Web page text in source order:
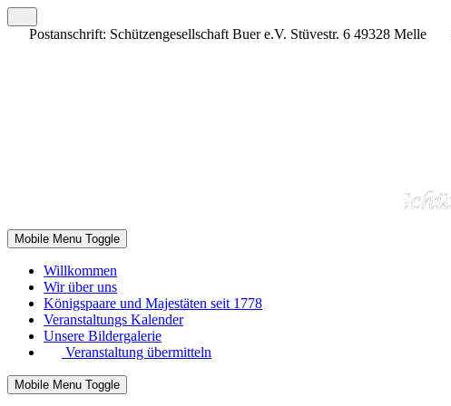
Postanschrift: Schützengesellschaft Buer e.V. Stüvestr. 6 49328 Melle
Mobile Menu Toggle
Willkommen
Wir über uns
Königspaare und Majestäten seit 1778
Veranstaltungs Kalender
Unsere Bildergalerie
Veranstaltung übermitteln
Mobile Menu Toggle